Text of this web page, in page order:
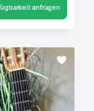
anfragen